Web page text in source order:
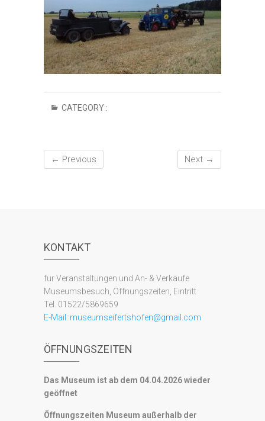
CATEGORY :
← Previous Next →
KONTAKT
für Veranstaltungen und An- & Verkäufe
Museumsbesuch, Öffnungszeiten, Eintritt
Tel. 01522/5869659
E-Mail: museumseifertshofen@gmail.com
ÖFFNUNGSZEITEN
Das Museum ist ab dem 04.04.2026 wieder
geöffnet
Öffnungszeiten Museum außerhalb der